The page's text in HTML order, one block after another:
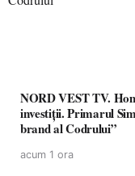
NORD VEST TV.
investiții. Primarul Simion Ardelean: „Oțeloaia rămâne un
brand al Codrului”
acum 1 ora